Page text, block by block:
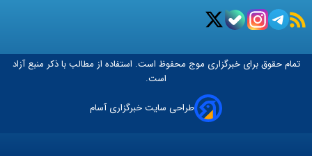
تمام حقوق برای خبرگزاری موج محفوظ است. استفاده از مطالب با ذکر منبع آزاد
است.
طراحی سایت خبرگزاری آسام